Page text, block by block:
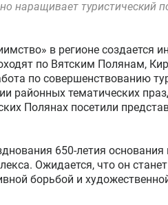
наращивает туристический
в регионе создается
по Вятским Полянам,
по совершенствованию
районных тематических
Полянах посетили
650-летия основания
Ожидается, что он
борьбой и